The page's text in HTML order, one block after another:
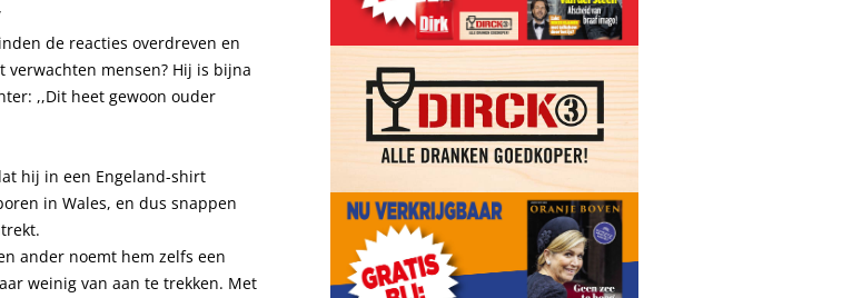
de reacties overdreven en
mensen? Hij is bijna
,,Dit heet gewoon ouder
hij in een Engeland-shirt
in Wales, en dus snappen
ander noemt hem zelfs een
weinig van aan te trekken. Met